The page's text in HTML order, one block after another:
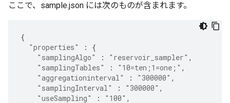
ここで、sample.json には次のものが含まれます。
{
"properties"
:
{
"samplingAlgo"
: "reservoir_sampler" ,
"samplingTables"
: "10=ten;1=one;" ,
"aggregationinterval"
: "300000" ,
"samplingInterval"
: "300000" ,
"useSampling"
: "100" ,